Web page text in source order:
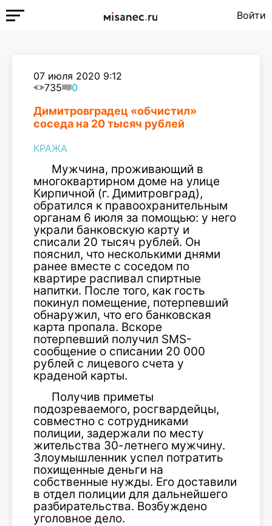
Войти
07 июля 2020 9:12
735
0
Димитровградец «обчистил»
соседа на 20 тысяч рублей
КРАЖА
Мужчина, проживающий в
многоквартирном доме на улице
Кирпичной (г. Димитровград),
обратился к правоохранительным
органам 6 июля за помощью: у него
украли банковскую карту и
списали 20 тысяч рублей. Он
пояснил, что несколькими днями
ранее вместе с соседом по
квартире распивал спиртные
напитки. После того, как гость
покинул помещение, потерпевший
обнаружил, что его банковская
карта пропала. Вскоре
потерпевший получил SMS-
сообщение о списании 20 000
рублей с лицевого счета у
краденой карты.
Получив приметы
подозреваемого, росгвардейцы,
совместно с сотрудниками
полиции, задержали по месту
жительства 30-летнего мужчину.
Злоумышленник успел потратить
похищенные деньги на
собственные нужды. Его доставили
в отдел полиции для дальнейшего
разбирательства. Возбуждено
уголовное дело.